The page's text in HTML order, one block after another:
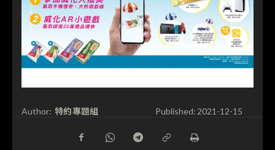
Author: 特約專題組 Published:2021-12-15